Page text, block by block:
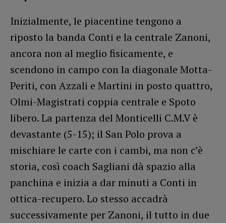
Inizialmente, le piacentine tengono a
riposto la banda Conti e la centrale Zanoni,
ancora non al meglio fisicamente, e
scendono in campo con la diagonale Motta-
Periti, con Azzali e Martini in posto quattro,
Olmi-Magistrati coppia centrale e Spoto
libero. La partenza del Monticelli C.M.V è
devastante (5-15); il San Polo prova a
mischiare le carte con i cambi, ma non c’è
storia, così coach Sagliani dà spazio alla
panchina e inizia a dar minuti a Conti in
ottica-recupero. Lo stesso accadrà
successivamente per Zanoni, il tutto in due